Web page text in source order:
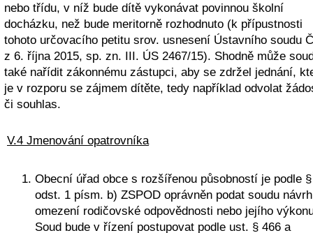
nebo třídu, v níž bude dítě vykonávat povinnou školní
docházku, než bude meritorně rozhodnuto (k přípustnosti
tohoto určovacího petitu srov. usnesení Ústavního soudu
z 6. října 2015, sp. zn. III. ÚS 2467/15). Shodně může
také nařídit zákonnému zástupci, aby se zdržel jednání,
je v rozporu se zájmem dítěte, tedy například odvolat
či souhlas.
V.4 Jmenování opatrovníka
Obecní úřad obce s rozšířenou působností je podle
odst. 1 písm. b) ZSPOD oprávněn podat soudu
omezení rodičovské odpovědnosti nebo jejího
Soud bude v řízení postupovat podle ust. § 466 a